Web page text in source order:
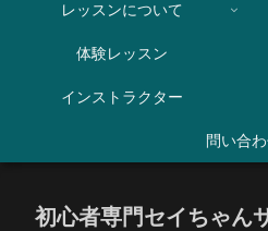
レッスンについて
体験レッスン
インストラクター
問い合
初心者専門セイちゃん